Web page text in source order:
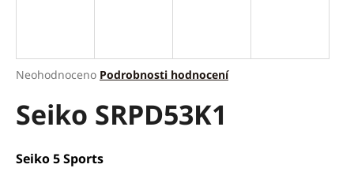
Průměrné
produktu
je
5
Neohodnoceno Podrobnosti hodnocení
Seiko SRPD53K1
Seiko 5 Sports
í
t
?